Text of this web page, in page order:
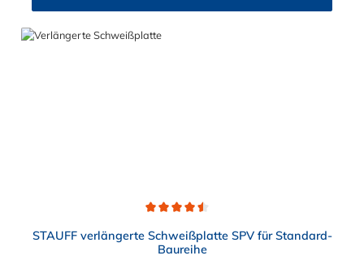
110
STAUFF verlängerte Schweißplatte SPV für Standard-
Baureihe